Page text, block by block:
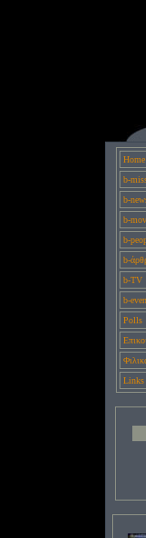
Home
b-
b-
b-
b-
b-
b-TV
b-
Polls
Links